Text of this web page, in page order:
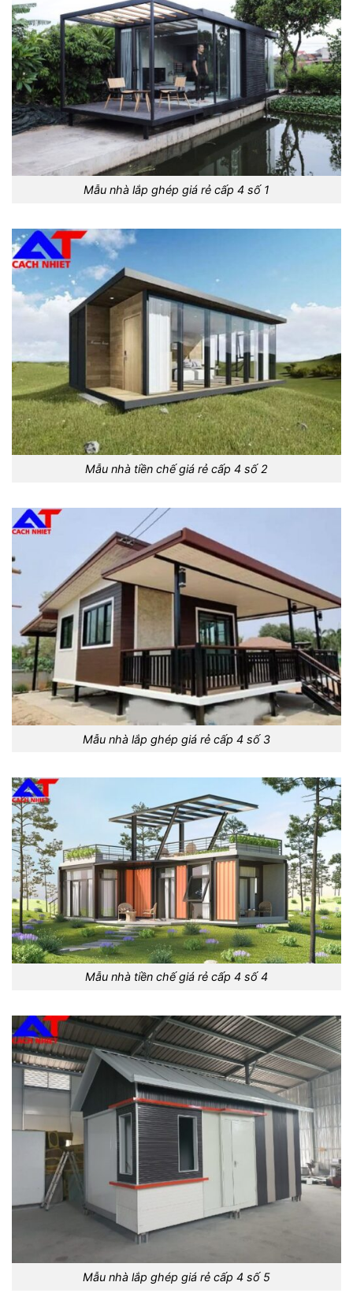
Mẫu nhà lắp ghép giá rẻ cấp 4 số 1
Mẫu nhà tiền chế giá rẻ cấp 4 số 2
Mẫu nhà lắp ghép giá rẻ cấp 4 số 3
Mẫu nhà tiền chế giá rẻ cấp 4 số 4
Mẫu nhà lắp ghép giá rẻ cấp 4 số 5